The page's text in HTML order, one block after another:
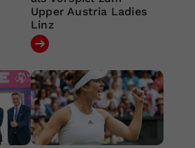
Upper Austria Ladies
Linz